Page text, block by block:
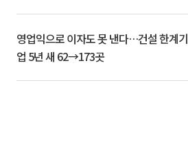
영업익으로 이자도 못 낸다…건설 한계기
업 5년 새 62→173곳